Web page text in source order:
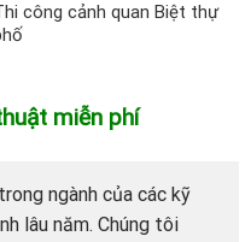
công cảnh quan Biệt thự
miễn phí
ngành của các kỹ
lâu năm. Chúng tôi